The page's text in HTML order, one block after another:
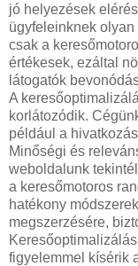
jó helyezések
ügyfeleinknek
csak a
értékesek, ezáltal
látogatók
A
korlátozódik.
például a
Minőségi és
weboldalunk
a keresőmotoros
hatékony
megszerzésére,
figyelemmel kísérik